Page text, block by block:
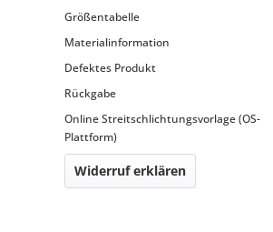
Größentabelle
Materialinformation
Defektes Produkt
Rückgabe
Online Streitschlichtungsvorlage (OS-
Plattform)
Widerruf erklären